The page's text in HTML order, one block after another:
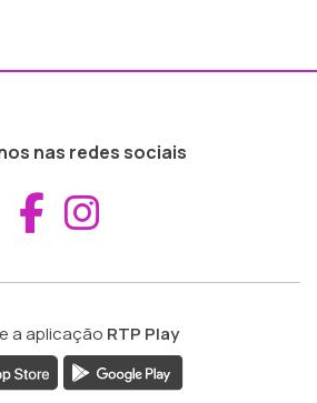
nas redes sociais
Aceder ao
a aplicação RTP Play